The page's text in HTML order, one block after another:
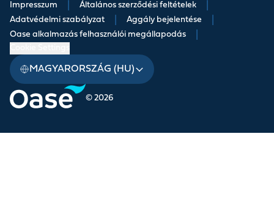
© 2026
Impresszum Általános szerződési feltételek
Adatvédelmi szabályzat Aggály bejelentése
Oase alkalmazás felhasználói megállapodás
MAGYARORSZÁG (HU)